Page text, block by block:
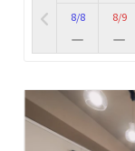
8/8
8/9